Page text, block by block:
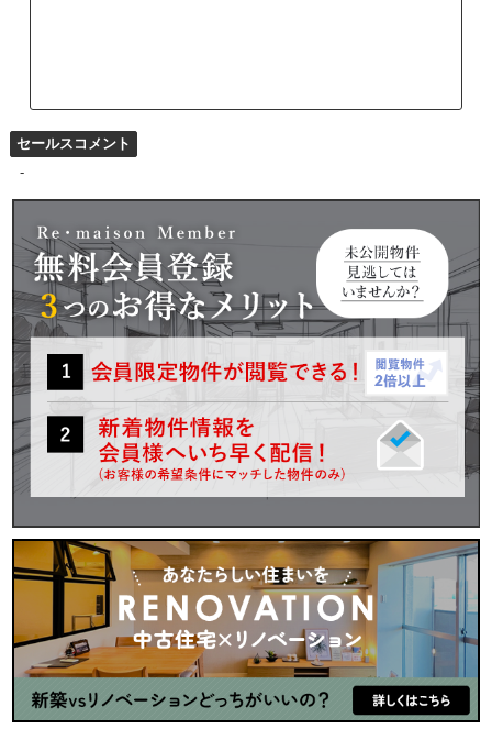
セールスコメント
-